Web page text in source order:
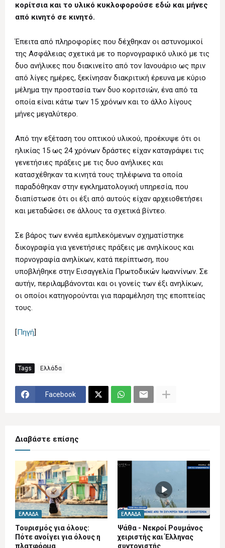
κορίτσια και το υλικό κυκλοφορούσε εδώ και μήνες
από κινητό σε κινητό.
Έπειτα από πληροφορίες που δέχθηκαν οι αστυνομικοί
της Ασφάλειας σχετικά με το πορνογραφικό υλικό με τις
δυο ανήλικες που διακινείτο από τον Ιανουάριο ως πριν
από λίγες ημέρες, ξεκίνησαν διακριτική έρευνα με κύριο
μέλημα την προστασία των δυο κοριτσιών, ένα από τα
οποία είναι κάτω των 15 χρόνων και το άλλο λίγους
μήνες μεγαλύτερο.
Από την εξέταση του οπτικού υλικού, προέκυψε ότι οι
ηλικίας 15 ως 24 χρόνων δράστες είχαν καταγράψει τις
γενετήσιες πράξεις με τις δυο ανήλικες και
κατασχέθηκαν τα κινητά τους τηλέφωνα τα οποία
παραδόθηκαν στην εγκληματολογική υπηρεσία, που
διαπίστωσε ότι οι έξι από αυτούς είχαν αρχειοθετήσει
και μεταδώσει σε άλλους τα σχετικά βίντεο.
Σε βάρος των εννέα εμπλεκόμενων σχηματίστηκε
δικογραφία για γενετήσιες πράξεις με ανηλίκους και
πορνογραφία ανηλίκων, κατά περίπτωση, που
υποβλήθηκε στην Εισαγγελία Πρωτοδικών Ιωαννίνων. Σε
αυτήν, περιλαμβάνονται και οι γονείς των έξι ανηλίκων,
οι οποίοι κατηγορούνται για παραμέληση της εποπτείας
τους.
[Πηγή]
Tags Ελλάδα
Facebook
Διαβάστε επίσης
ΕΛΛΆΔΑ
Τουρισμός για όλους:
Πότε ανοίγει για όλους η
πλατφόρμα
ΕΛΛΆΔΑ
Ψάθα - Νεκροί Ρουμάνος
χειριστής και Έλληνας
συντονιστής